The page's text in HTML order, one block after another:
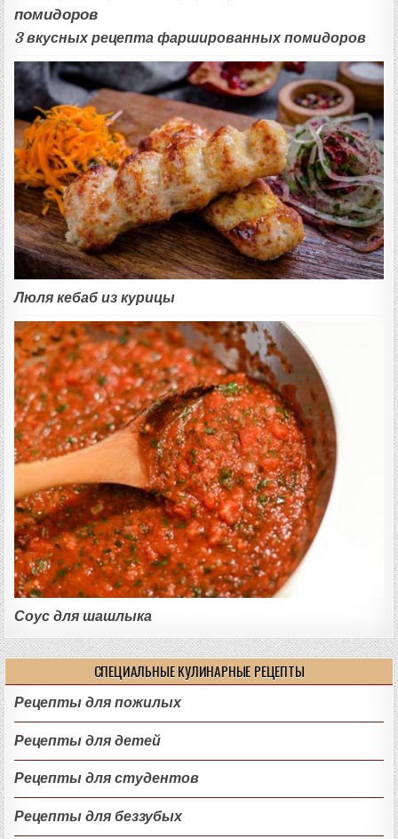
3 вкусных рецепта фаршированных помидоров
Люля кебаб из курицы
Соус для шашлыка
СПЕЦИАЛЬНЫЕ КУЛИНАРНЫЕ РЕЦЕПТЫ
Рецепты для пожилых
Рецепты для детей
Рецепты для студентов
Рецепты для беззубых